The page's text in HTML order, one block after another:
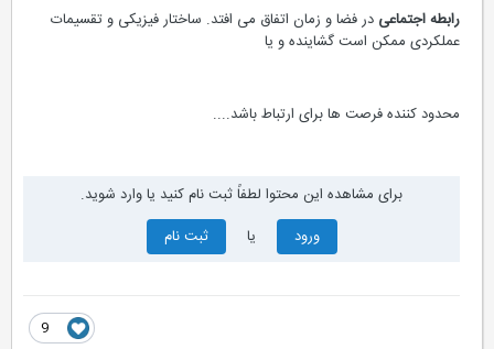
رابطه اجتماعیدر فضا و زمان اتفاق می افتد. ساختار فیزیکی و تقسیمات
عملکردی ممکن است گشاینده و یا
محدود کننده فرصت ها برای ارتباط باشد....
برای مشاهده این محتوا لطفاً ثبت نام کنید یا وارد شوید.
ورود
ثبت نام